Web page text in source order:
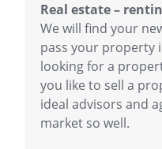
Real estate –
We will find your
pass your property
looking for a
you like to sell a
ideal advisors and
market so well.